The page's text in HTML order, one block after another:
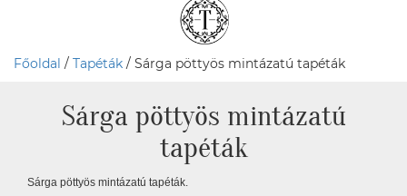
Főoldal / Tapéták / Sárga pöttyös mintázatú tapéták
Sárga pöttyös mintázatú
tapéták
Sárga pöttyös mintázatú tapéták.